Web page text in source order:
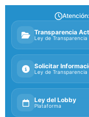
Transparencia
Ley de Transparencia
Solicitar
Ley de Transparencia
Ley del Lobby
Plataforma